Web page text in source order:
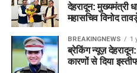
देहरादून: मुख्यमंत्री
महासचिव विनोद
BREAKINGNEWS 1
ब्रेकिंग न्यूज़
कारणों से दिया